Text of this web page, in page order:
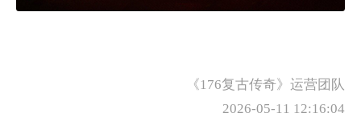
《176复古传奇》运营团队
2026-05-11 12:16:04